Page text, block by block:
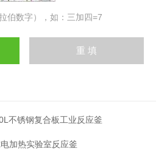
伯数字），如：三加四=7
不锈钢复合板工业反应釜
加热实验室反应釜